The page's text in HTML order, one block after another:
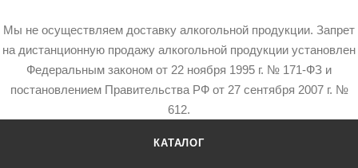
Мы не осуществляем доставку алкогольной продукции. Запрет
на дистанционную продажу алкогольной продукции установлен
Федеральным законом от 22 ноября 1995 г. № 171-ФЗ и
постановлением Правительства РФ от 27 сентября 2007 г. №
612.
КАТАЛОГ